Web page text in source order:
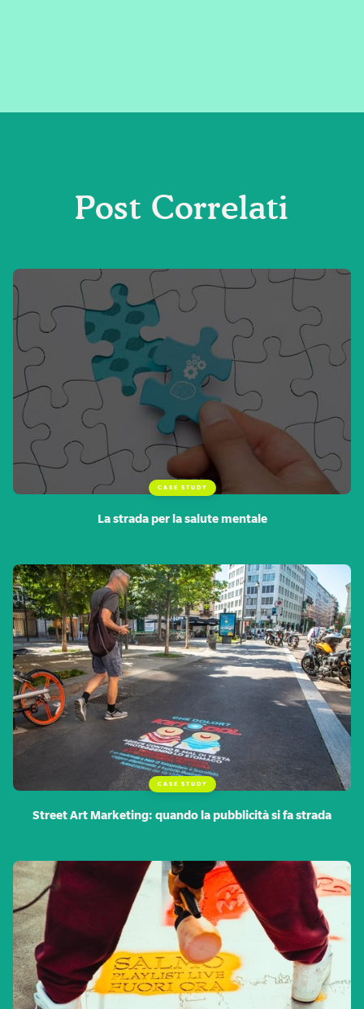
Post Correlati
CASE STUDY
La strada per la salute mentale
CASE STUDY
Street Art Marketing: quando la pubblicità si fa strada